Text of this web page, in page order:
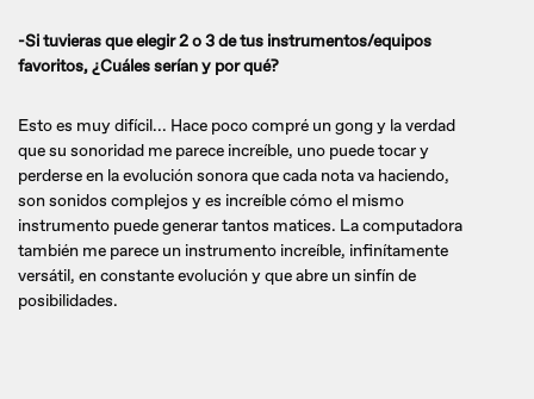
-Si tuvieras que elegir 2 o 3 de tus instrumentos/equipos
favoritos, ¿Cuáles serían y por qué?
Esto es muy difícil... Hace poco compré un gong y la verdad
que su sonoridad me parece increíble, uno puede tocar y
perderse en la evolución sonora que cada nota va haciendo,
son sonidos complejos y es increíble cómo el mismo
instrumento puede generar tantos matices. La computadora
también me parece un instrumento increíble, infinítamente
versátil, en constante evolución y que abre un sinfín de
posibilidades.